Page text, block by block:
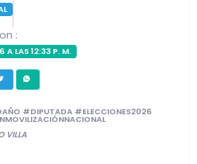
:
A LAS 12:33 P. M.
#DIPUTADA #ELECCIONES2026
VILLA